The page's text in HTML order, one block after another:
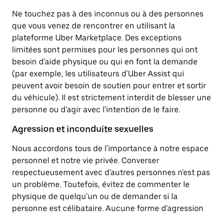
Ne touchez pas à des inconnus ou à des personnes
que vous venez de rencontrer en utilisant la
plateforme Uber Marketplace. Des exceptions
limitées sont permises pour les personnes qui ont
besoin d'aide physique ou qui en font la demande
(par exemple, les utilisateurs d'Uber Assist qui
peuvent avoir besoin de soutien pour entrer et sortir
du véhicule). Il est strictement interdit de blesser une
personne ou d'agir avec l'intention de le faire.
Agression et inconduite sexuelles
Nous accordons tous de l'importance à notre espace
personnel et notre vie privée. Converser
respectueusement avec d'autres personnes n'est pas
un problème. Toutefois, évitez de commenter le
physique de quelqu'un ou de demander si la
personne est célibataire. Aucune forme d'agression